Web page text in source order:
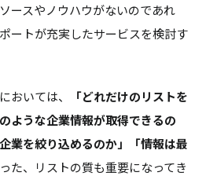
ースやノウハウがないのであれ
ートが充実したサービスを検討す
おいては、
「どれだけのリストを
ような企業情報が取得できるの
業を絞り込めるのか」「情報は最
た、リストの質も重要になってき